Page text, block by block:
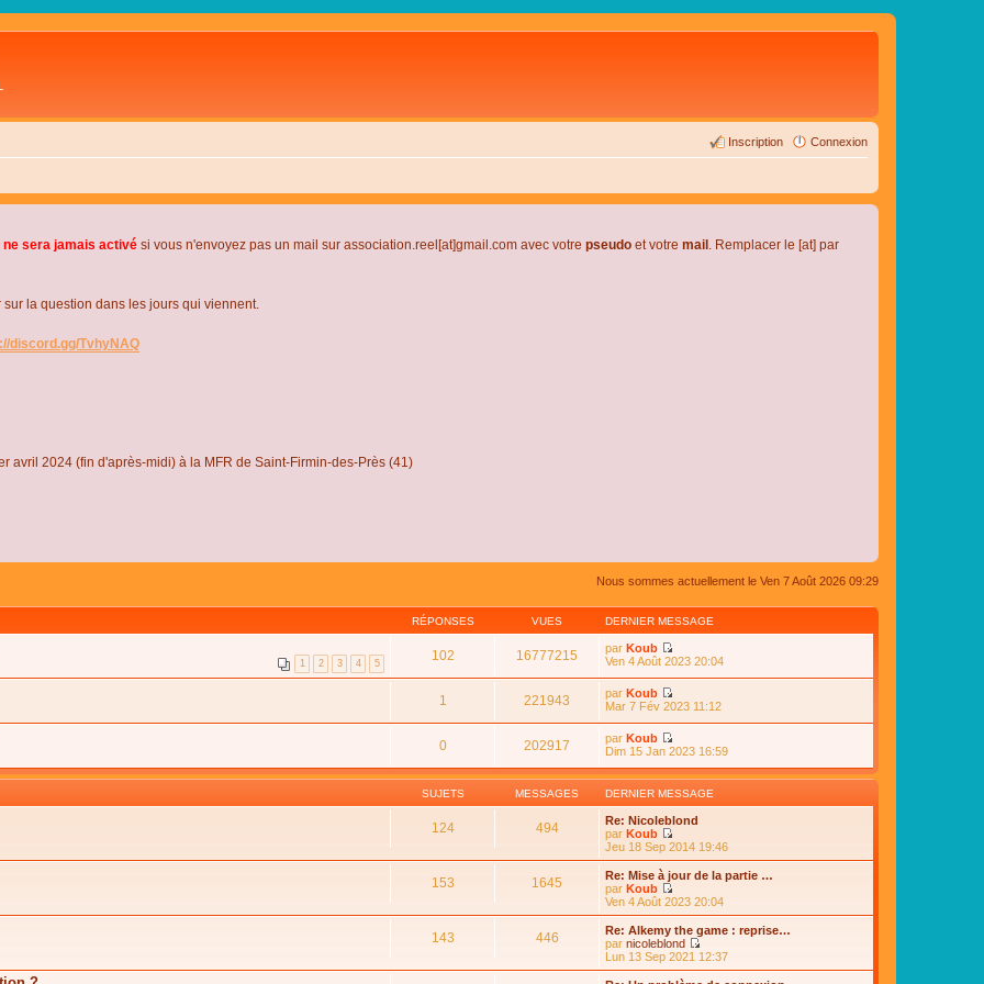
Connexion
Inscription
sera jamais activé si vous n'envoyez pas un mail sur association.reel[at]gmail.com avec votre pseudo et votre mail . Remplacer le [at] par
la question dans les jours qui viennent.
discord.gg/TvhyNAQ
avril 2024 (fin d'après-midi) à la MFR de Saint-Firmin-des-Près (41)
Nous sommes actuellement le Ven 7 Août 2026 09:29
RÉPONSES VUES DERNIER MESSAGE
1 2 3 4 5 102 16777215 par Koub
C
u
l
e
l
e
d
e
n
r
m
e
s
a
g
e
Ven 4 Août 2023 20:04
1 221943 par Koub
C
u
l
t
e
r
l
d
e
r
i
e
r
m
e
s
s
Mar 7 Fév 2023 11:12
0 202917 par Koub
C
n
s
u
l
t
e
r
e
e
r
n
i
e
r
Dim 15 Jan 2023 16:59
SUJETS MESSAGES DERNIER MESSAGE
124 494
Re: Nicoleblond
par Koub
C
o
n
s
u
l
e
r
l
Jeu 18 Sep 2014 19:46
153 1645
Re: Mise à jour de la partie …
par Koub
C
o
n
s
u
l
t
Ven 4 Août 2023 20:04
143 446
Re: Alkemy the game : reprise…
par nicoleblond
C
o
n
Lun 13 Sep 2021 12:37